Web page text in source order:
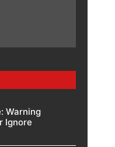
Warning
Ignore